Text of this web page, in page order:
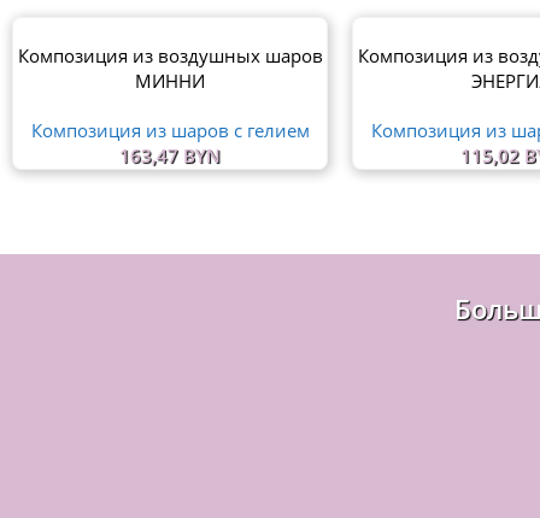
Композиция из воздушных шаров
МИННИ
Композиция из шаров с гелием
163,47 BYN
Композиция из
Композиция из
115,02